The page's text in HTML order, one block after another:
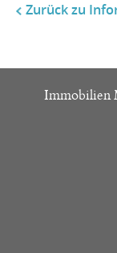
Zurück zu
Immobilien